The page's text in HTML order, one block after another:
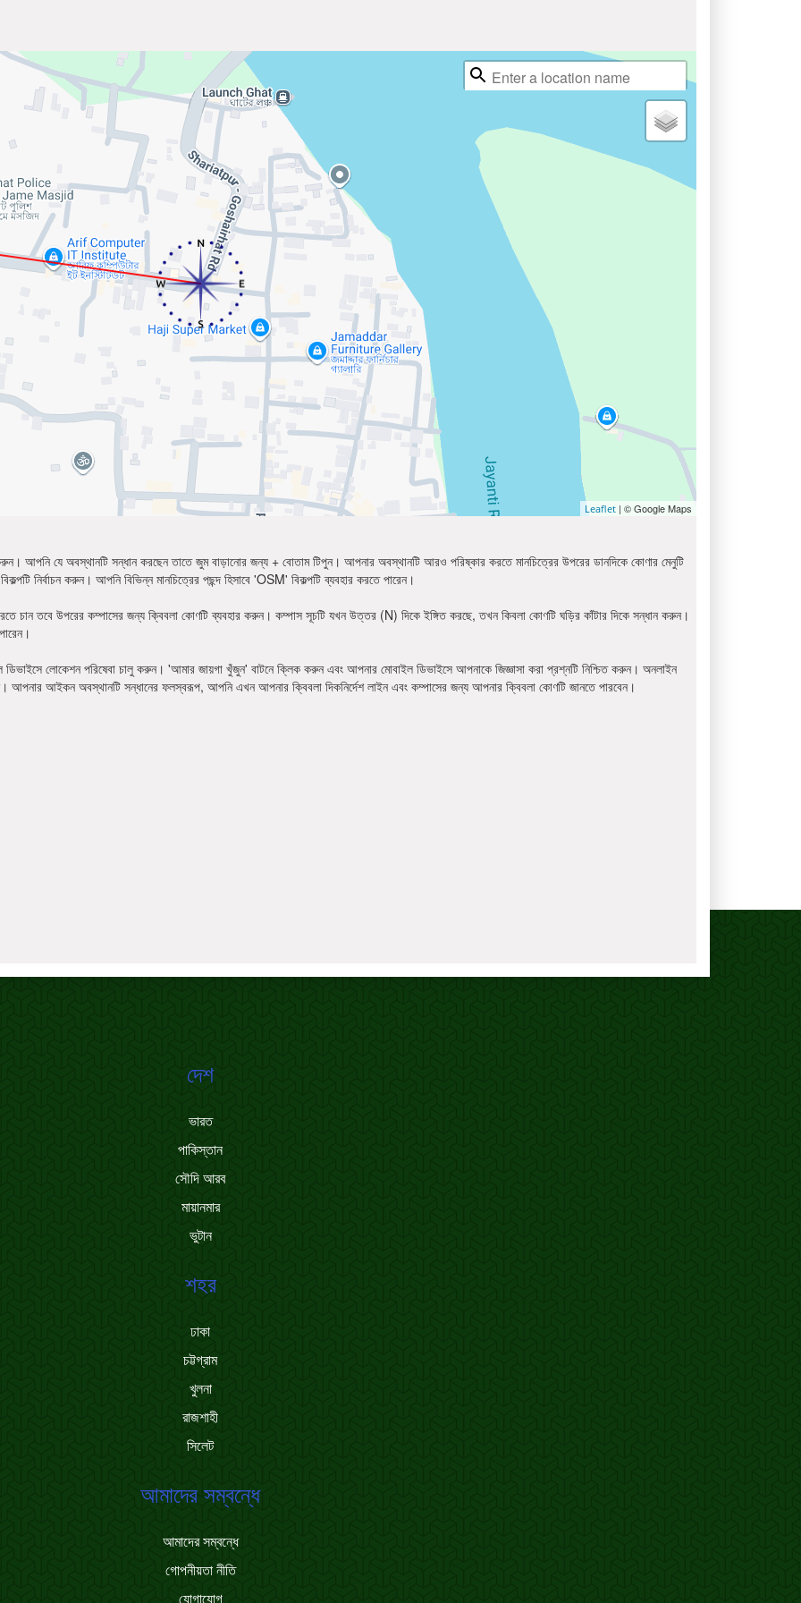
Leaflet | © Google Maps
করুন। আপনি যে অবস্থানটি সন্ধান করছেন তাতে জুম বাড়ানোর জন্য + বোতাম টিপুন। আপনার অবস্থানটি আরও পরিষ্কার করতে মানচিত্রের উপরের ডানদিকে কোণার মেনুটি
নির্বাচন করুন। আপনি বিভিন্ন মানচিত্রের পছন্দ হিসাবে 'OSM' বিকল্পটি ব্যবহার করতে পারেন।
চান তবে উপরের কম্পাসের জন্য ক্বিবলা কোণটি ব্যবহার করুন। কম্পাস সূচটি যখন উত্তর (N) দিকে ইঙ্গিত করছে, তখন কিবলা কোণটি ঘড়ির কাঁটার দিকে সন্ধান করুন।
লোকেশন পরিষেবা চালু করুন। 'আমার জায়গা খুঁজুন' বাটনে ক্লিক করুন এবং আপনার মোবাইল ডিভাইসে আপনাকে জিজ্ঞাসা করা প্রশ্নটি নিশ্চিত করুন। অনলাইন
আইকন অবস্থানটি সন্ধানের ফলস্বরূপ, আপনি এখন আপনার ক্বিবলা দিকনির্দেশ লাইন এবং কম্পাসের জন্য আপনার ক্বিবলা কোণটি জানতে পারবেন।
দেশ
ভারত
পাকিস্তান
সৌদি আরব
মায়ানমার
ভুটান
শহর
ঢাকা
চট্টগ্রাম
খুলনা
রাজশাহী
সিলেট
আমাদের সম্বন্ধে
আমাদের সম্বন্ধে
গোপনীয়তা নীতি
যোগাযোগ